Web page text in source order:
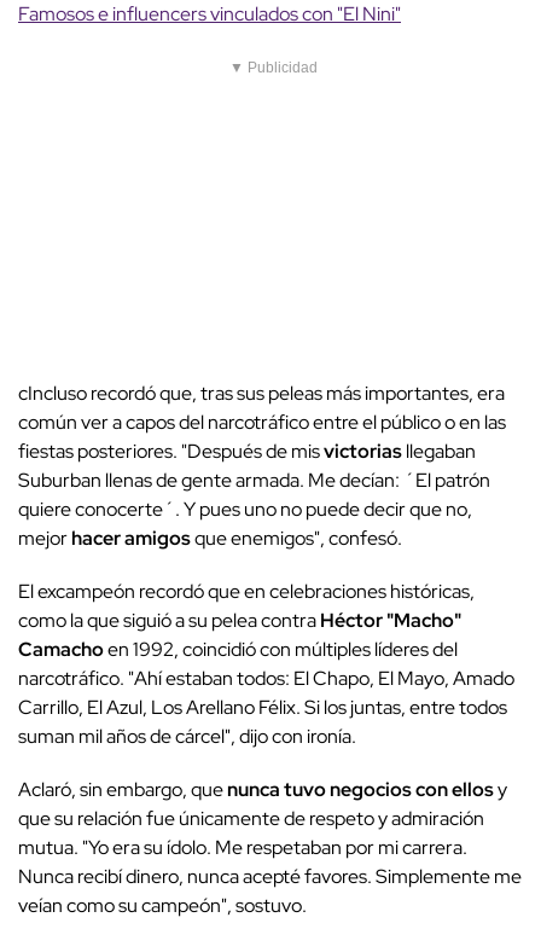
Famosos e influencers vinculados con "El Nini"
▼ Publicidad
cIncluso recordó que, tras sus peleas más importantes, era
común ver a capos del narcotráfico entre el público o en las
fiestas posteriores. "Después de misvictoriasllegaban
Suburban llenas de gente armada. Me decían: ´El patrón
quiere conocerte´. Y pues uno no puede decir que no,
mejorhacer amigosque enemigos", confesó.
El excampeón recordó que en celebraciones históricas,
como la que siguió a su pelea contraHéctor "Macho"
Camachoen 1992, coincidió con múltiples líderes del
narcotráfico. "Ahí estaban todos: El Chapo, El Mayo, Amado
Carrillo, El Azul, Los Arellano Félix. Si los juntas, entre todos
suman mil años de cárcel", dijo con ironía.
Aclaró, sin embargo, quenunca tuvo negocios con ellosy
que su relación fue únicamente de respeto y admiración
mutua. "Yo era su ídolo. Me respetaban por mi carrera.
Nunca recibí dinero, nunca acepté favores. Simplemente me
veían como su campeón", sostuvo.